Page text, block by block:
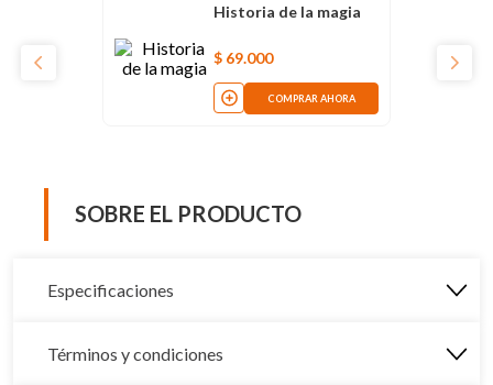
Historia de la magia
$ 69.000
COMPRAR AHORA
SOBRE EL PRODUCTO
Especificaciones
Términos y condiciones